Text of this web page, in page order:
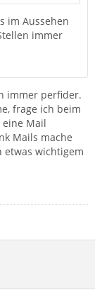
im Aussehen
immer
immer perfider.
frage ich beim
Mail
Mails mache
etwas wichtigem